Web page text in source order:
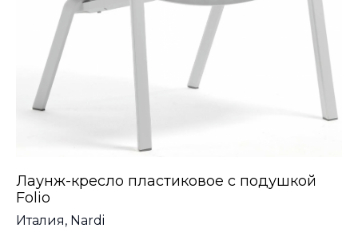
Лаунж-кресло пластиковое с подушкой
Folio
Италия, Nardi